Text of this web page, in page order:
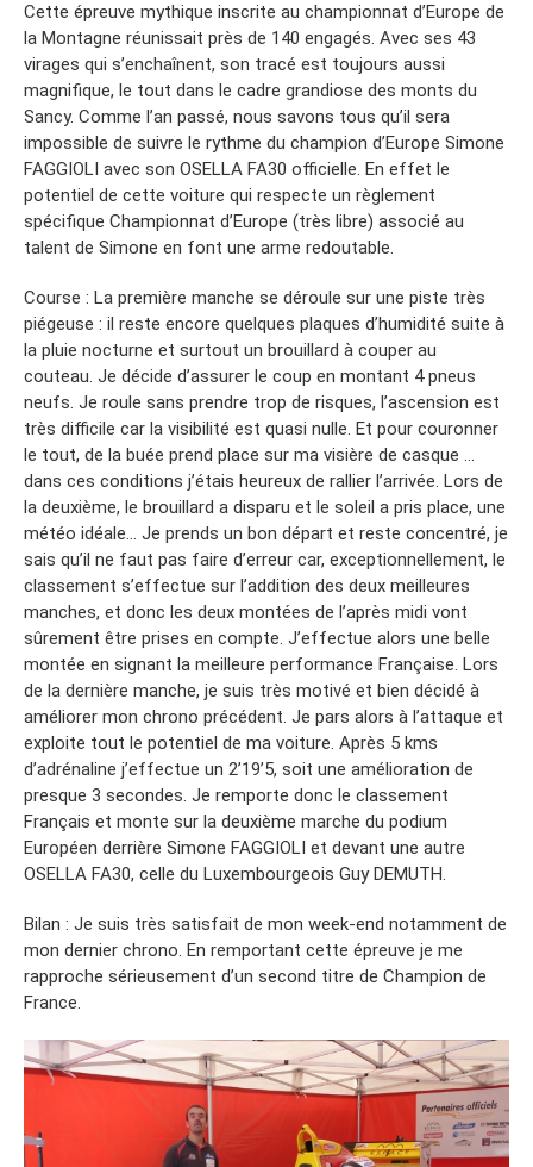
Cette épreuve mythique inscrite au championnat d’Europe de
la Montagne réunissait près de 140 engagés. Avec ses 43
virages qui s’enchaînent, son tracé est toujours aussi
magnifique, le tout dans le cadre grandiose des monts du
Sancy. Comme l’an passé, nous savons tous qu’il sera
impossible de suivre le rythme du champion d’Europe Simone
FAGGIOLI avec son OSELLA FA30 officielle. En effet le
potentiel de cette voiture qui respecte un règlement
spécifique Championnat d’Europe (très libre) associé au
talent de Simone en font une arme redoutable.
Course : La première manche se déroule sur une piste très
piégeuse : il reste encore quelques plaques d’humidité suite à
la pluie nocturne et surtout un brouillard à couper au
couteau. Je décide d’assurer le coup en montant 4 pneus
neufs. Je roule sans prendre trop de risques, l’ascension est
très difficile car la visibilité est quasi nulle. Et pour couronner
le tout, de la buée prend place sur ma visière de casque …
dans ces conditions j’étais heureux de rallier l’arrivée. Lors de
la deuxième, le brouillard a disparu et le soleil a pris place, une
météo idéale… Je prends un bon départ et reste concentré, je
sais qu’il ne faut pas faire d’erreur car, exceptionnellement, le
classement s’effectue sur l’addition des deux meilleures
manches, et donc les deux montées de l’après midi vont
sûrement être prises en compte. J’effectue alors une belle
montée en signant la meilleure performance Française. Lors
de la dernière manche, je suis très motivé et bien décidé à
améliorer mon chrono précédent. Je pars alors à l’attaque et
exploite tout le potentiel de ma voiture. Après 5 kms
d’adrénaline j’effectue un 2’19’5, soit une amélioration de
presque 3 secondes. Je remporte donc le classement
Français et monte sur la deuxième marche du podium
Européen derrière Simone FAGGIOLI et devant une autre
OSELLA FA30, celle du Luxembourgeois Guy DEMUTH.
Bilan : Je suis très satisfait de mon week-end notamment de
mon dernier chrono. En remportant cette épreuve je me
rapproche sérieusement d’un second titre de Champion de
France.